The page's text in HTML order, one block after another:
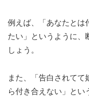
例えば、「あなたとは
たい」というように、
しょう。
また、「告白されて
ら付き合えない」とい